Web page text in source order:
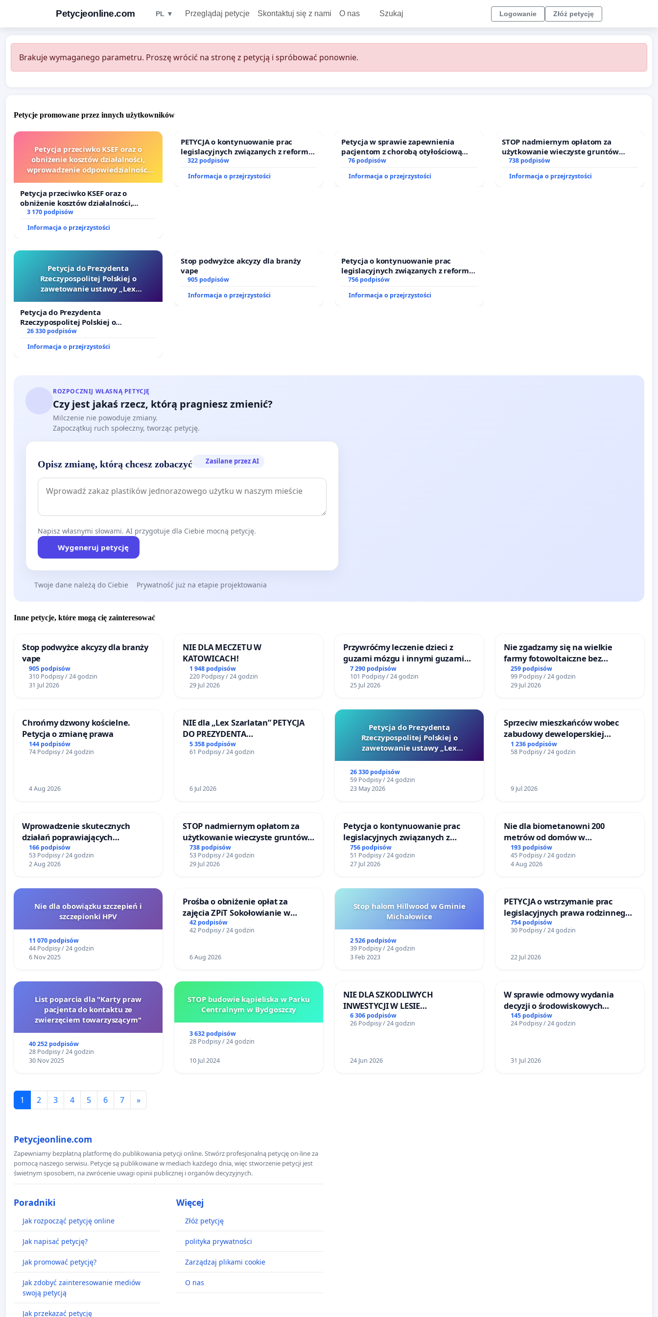
Petycjeonline.com PL ▼ Przeglądaj petycje Skontaktuj się z nami O nas Szukaj Logowanie Złóż petycję
Brakuje wymaganego parametru. Proszę wrócić na stronę z petycją i spróbować ponownie.
Petycje promowane przez innych użytkowników
Petycja przeciwko KSEF oraz o
obniżenie kosztów działalności,
wprowadzenie odpowiedzialności
sędziów
Petycja przeciwko KSEF oraz o
obniżenie kosztów działalności,
wprowadzenie odpowiedzialności
finansowej kluczowych urzędników i
sędziów
3 170 podpisów
Informacja o przejrzystości
PETYCJA o kontynuowanie prac
legislacyjnych związanych z reformą
prawa rodzinnego
322 podpisów
Informacja o przejrzystości
Petycja w sprawie zapewnienia
pacjentom z chorobą otyłościową
dostępu do kompleksowego leczenia
oraz programów profilaktycznych.
76 podpisów
Informacja o przejrzystości
STOP nadmiernym opłatom za
użytkowanie wieczyste gruntów
zajmowanych przez rodzinne ogrody
działkowe.
738 podpisów
Informacja o przejrzystości
Petycja do Prezydenta
Rzeczypospolitej Polskiej o
zawetowanie ustawy „Lex
Petycja do Prezydenta
Rzeczypospolitej Polskiej o
zawetowanie ustawy „Lex Szarlatan”
26 330 podpisów
Informacja o przejrzystości
Stop podwyżce akcyzy dla branży
vape
905 podpisów
Informacja o przejrzystości
Petycja o kontynuowanie prac
legislacyjnych związanych z reformą
prawa rodzinnego
756 podpisów
Informacja o przejrzystości
ROZPOCZNIJ WŁASNĄ PETYCJĘ
Czy jest jakaś rzecz, którą pragniesz zmienić?
Milczenie nie powoduje zmiany.
Zapoczątkuj ruch społeczny, tworząc petycję.
Opisz zmianę, którą chcesz zobaczyć Zasilane przez AI
Napisz własnymi słowami. AI przygotuje dla Ciebie mocną petycję.
Wygeneruj petycję
Twoje dane należą do Ciebie Prywatność już na etapie projektowania
Inne petycje, które mogą cię zainteresować
Stop podwyżce akcyzy dla branży
vape
905 podpisów
310 Podpisy / 24 godzin
31 Jul 2026
NIE DLA MECZETU W
KATOWICACH!
1 948 podpisów
220 Podpisy / 24 godzin
29 Jul 2026
Przywróćmy leczenie dzieci z
guzami mózgu i innymi guzami
litymi do Górnośląskiego
Centrum Zdrowia Dziecka w
Katowicach
7 290 podpisów
101 Podpisy / 24 godzin
25 Jul 2026
Nie zgadzamy się na wielkie
farmy fotowoltaiczne bez
rzetelnych analiz i akceptacji
mieszkańców
259 podpisów
99 Podpisy / 24 godzin
29 Jul 2026
Chrońmy dzwony kościelne.
Petycja o zmianę prawa
144 podpisów
74 Podpisy / 24 godzin
4 Aug 2026
NIE dla „Lex Szarlatan” PETYCJA
DO PREZYDENTA
RZECZYPOSPOLITEJ POLSKIEJ
5 358 podpisów
61 Podpisy / 24 godzin
6 Jul 2026
Petycja do Prezydenta
Rzeczypospolitej Polskiej o
zawetowanie ustawy „Lex
26 330 podpisów
59 Podpisy / 24 godzin
23 May 2026
Sprzeciw mieszkańców wobec
zabudowy deweloperskiej
terenow zielonych w rejonie
Bulwarów Straceńskich w Bielsku-
1 236 podpisów
58 Podpisy / 24 godzin
9 Jul 2026
Wprowadzenie skutecznych
działań poprawiających
bezpieczeństwo na ulicy
Żeromskiego w Otwocku
166 podpisów
53 Podpisy / 24 godzin
2 Aug 2026
STOP nadmiernym opłatom za
użytkowanie wieczyste gruntów
zajmowanych przez rodzinne
ogrody działkowe.
738 podpisów
53 Podpisy / 24 godzin
29 Jul 2026
Petycja o kontynuowanie prac
legislacyjnych związanych z
reformą prawa rodzinnego
756 podpisów
51 Podpisy / 24 godzin
27 Jul 2026
Nie dla biometanowni 200
metrów od domów w
Biernatkach, gm. Wądroże
Wielkie
193 podpisów
45 Podpisy / 24 godzin
4 Aug 2026
Nie dla obowiązku szczepień i
szczepionki HPV
11 070 podpisów
44 Podpisy / 24 godzin
6 Nov 2025
Prośba o obniżenie opłat za
zajęcia ZPiT Sokołowianie w
Sokołowskim Ośrodku Kultury
42 podpisów
42 Podpisy / 24 godzin
6 Aug 2026
Stop halom Hillwood w Gminie
Michałowice
2 526 podpisów
39 Podpisy / 24 godzin
3 Feb 2023
PETYCJA o wstrzymanie prac
legislacyjnych prawa rodzinnego
narażających ofiary przemocy
754 podpisów
30 Podpisy / 24 godzin
22 Jul 2026
List poparcia dla "Karty praw
pacjenta do kontaktu ze
zwierzęciem towarzyszącym"
40 252 podpisów
28 Podpisy / 24 godzin
30 Nov 2025
STOP budowie kąpieliska w Parku
Centralnym w Bydgoszczy
3 632 podpisów
28 Podpisy / 24 godzin
10 Jul 2024
NIE DLA SZKODLIWYCH
INWESTYCJI W LESIE
ŁAGIEWNICKIM I ARTURÓWKU
6 306 podpisów
26 Podpisy / 24 godzin
24 Jun 2026
W sprawie odmowy wydania
decyzji o środowiskowych
uwarunkowaniach dla budowy
zakładu wytwarzania biometanu
mieszkańców i Puszczy
145 podpisów
24 Podpisy / 24 godzin
31 Jul 2026
1 2 3 4 5 6 7 »
Petycjeonline.com
Zapewniamy bezpłatną platformę do publikowania petycji online. Stwórz profesjonalną petycję on-line za
pomocą naszego serwisu. Petycje są publikowane w mediach każdego dnia, więc stworzenie petycji jest
świetnym sposobem, na zwrócenie uwagi opinii publicznej i organów decyzyjnych.
Poradniki
Jak rozpocząć petycję online
Jak napisać petycję?
Jak promować petycję?
Jak zdobyć zainteresowanie mediów
swoją petycją
Jak przekazać petycję
Więcej
Złóż petycję
polityka prywatności
Zarządzaj plikami cookie
O nas